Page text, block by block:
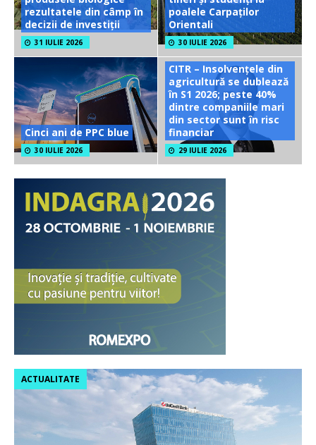
rezultatele din câmp în
decizii de investiții
31 IULIE 2026
poalele Carpaților
Orientali
30 IULIE 2026
Cinci ani de PPC blue
30 IULIE 2026
CITR – Insolvențele din
agricultură se dublează
în S1 2026; peste 40%
dintre companiile mari
din sector sunt în risc
financiar
29 IULIE 2026
ACTUALITATE